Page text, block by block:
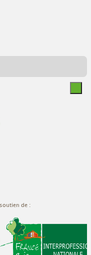
de :